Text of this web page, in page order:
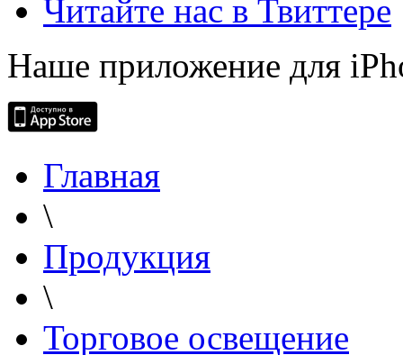
Читайте нас в Твиттере
Наше приложение для
Главная
\
Продукция
\
Торговое освещение